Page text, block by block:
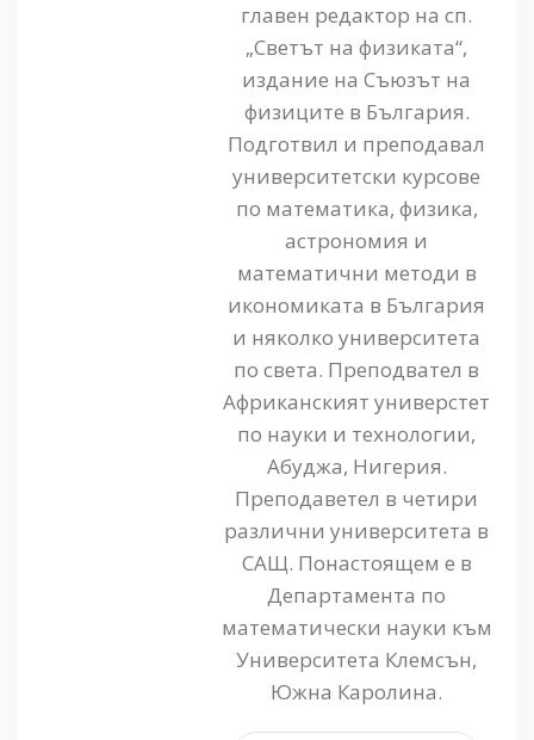
главен редактор на сп.
„Светът на физиката“,
издание на Съюзът на
физиците в България.
Подготвил и преподавал
университетски курсове
по математика, физика,
астрономия и
математични методи в
икономиката в България
и няколко университета
по света. Преподвател в
Африканският универстет
по науки и технологии,
Абуджа, Нигерия.
Преподаветел в четири
различни университета в
САЩ. Понастоящем е в
Департамента по
математически науки към
Университета Клемсън,
Южна Каролина.